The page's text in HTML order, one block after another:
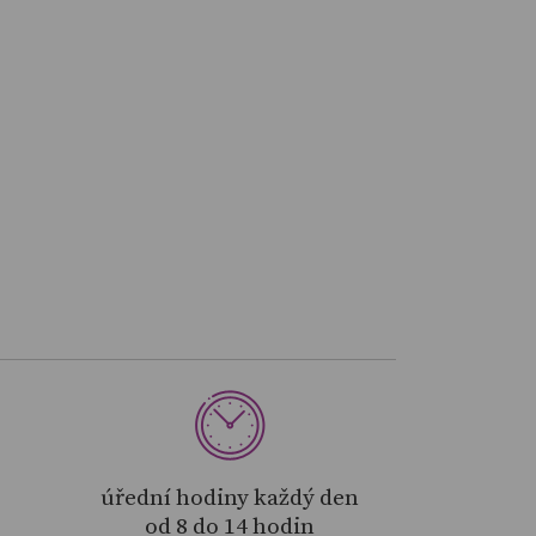
úřední hodiny každý den
od 8 do 14 hodin